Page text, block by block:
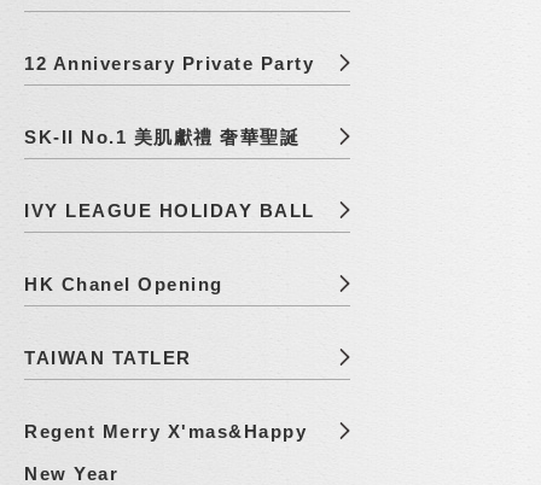
12 Anniversary Private Party
SK-II No.1 美肌獻禮 奢華聖誕
IVY LEAGUE HOLIDAY BALL
HK Chanel Opening
TAIWAN TATLER
Regent Merry X'mas&Happy
New Year